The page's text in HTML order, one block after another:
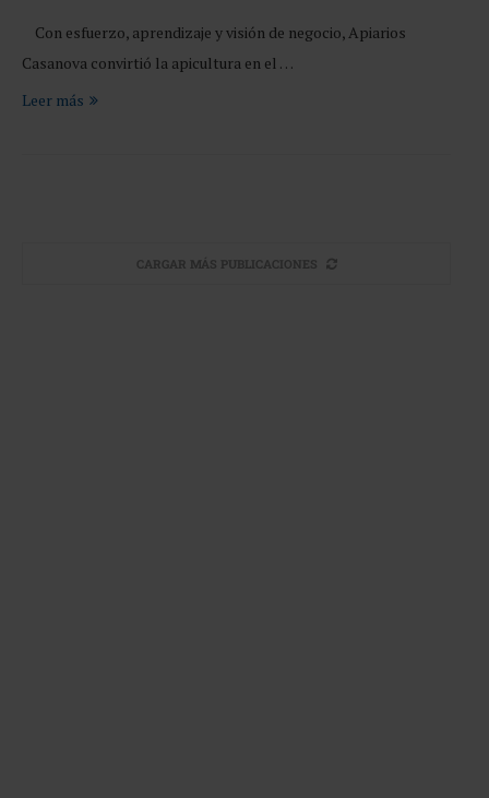
Con esfuerzo, aprendizaje y visión de negocio, Apiarios
Casanova convirtió la apicultura en el …
Leer más
CARGAR MÁS PUBLICACIONES